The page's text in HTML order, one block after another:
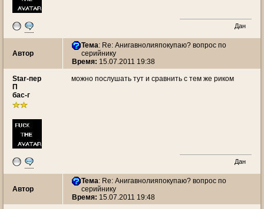
Дан
Автор
Тема: Re: Анигавнолияпокупаю? вопрос по
серийнику
Время: 15.07.2011 19:38
Star-пер
П
бас-г
можно послушать тут и сравнить с тем же риком
Дан
Автор
Тема: Re: Анигавнолияпокупаю? вопрос по
серийнику
Время: 15.07.2011 19:48